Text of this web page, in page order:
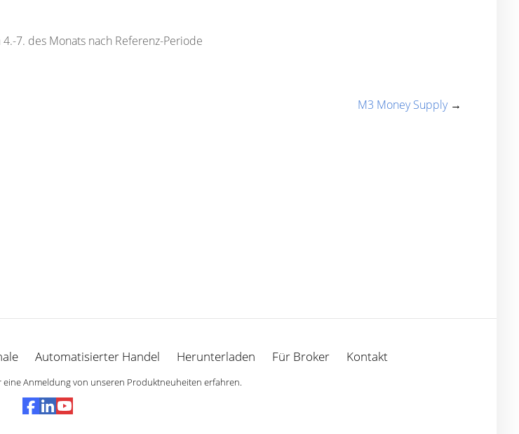
4.-7. des Monats nach Referenz-Periode
M3 Money Supply →
Automatisierter Handel Herunterladen Für Broker Kontakt
eine Anmeldung von unseren Produktneuheiten erfahren.